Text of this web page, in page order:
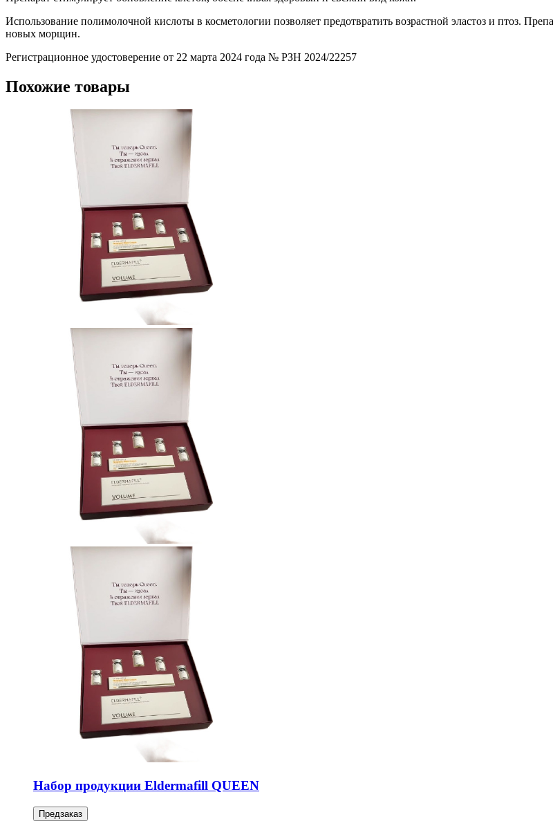
Использование полимолочной кислоты в косметологии позволяет предотвратить возрастной эластоз и птоз.
новых морщин.
Регистрационное удостоверение от 22 марта 2024 года № РЗН 2024/22257
Похожие товары
Набор продукции Eldermafill QUEEN
Предзаказ